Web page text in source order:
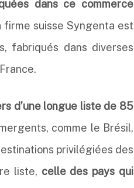
dans ce commerce
firme suisse Syngenta est
fabriqués dans diverses
d’une longue liste de 85
comme le Brésil,
privilégiées des
liste, celle des pays qui